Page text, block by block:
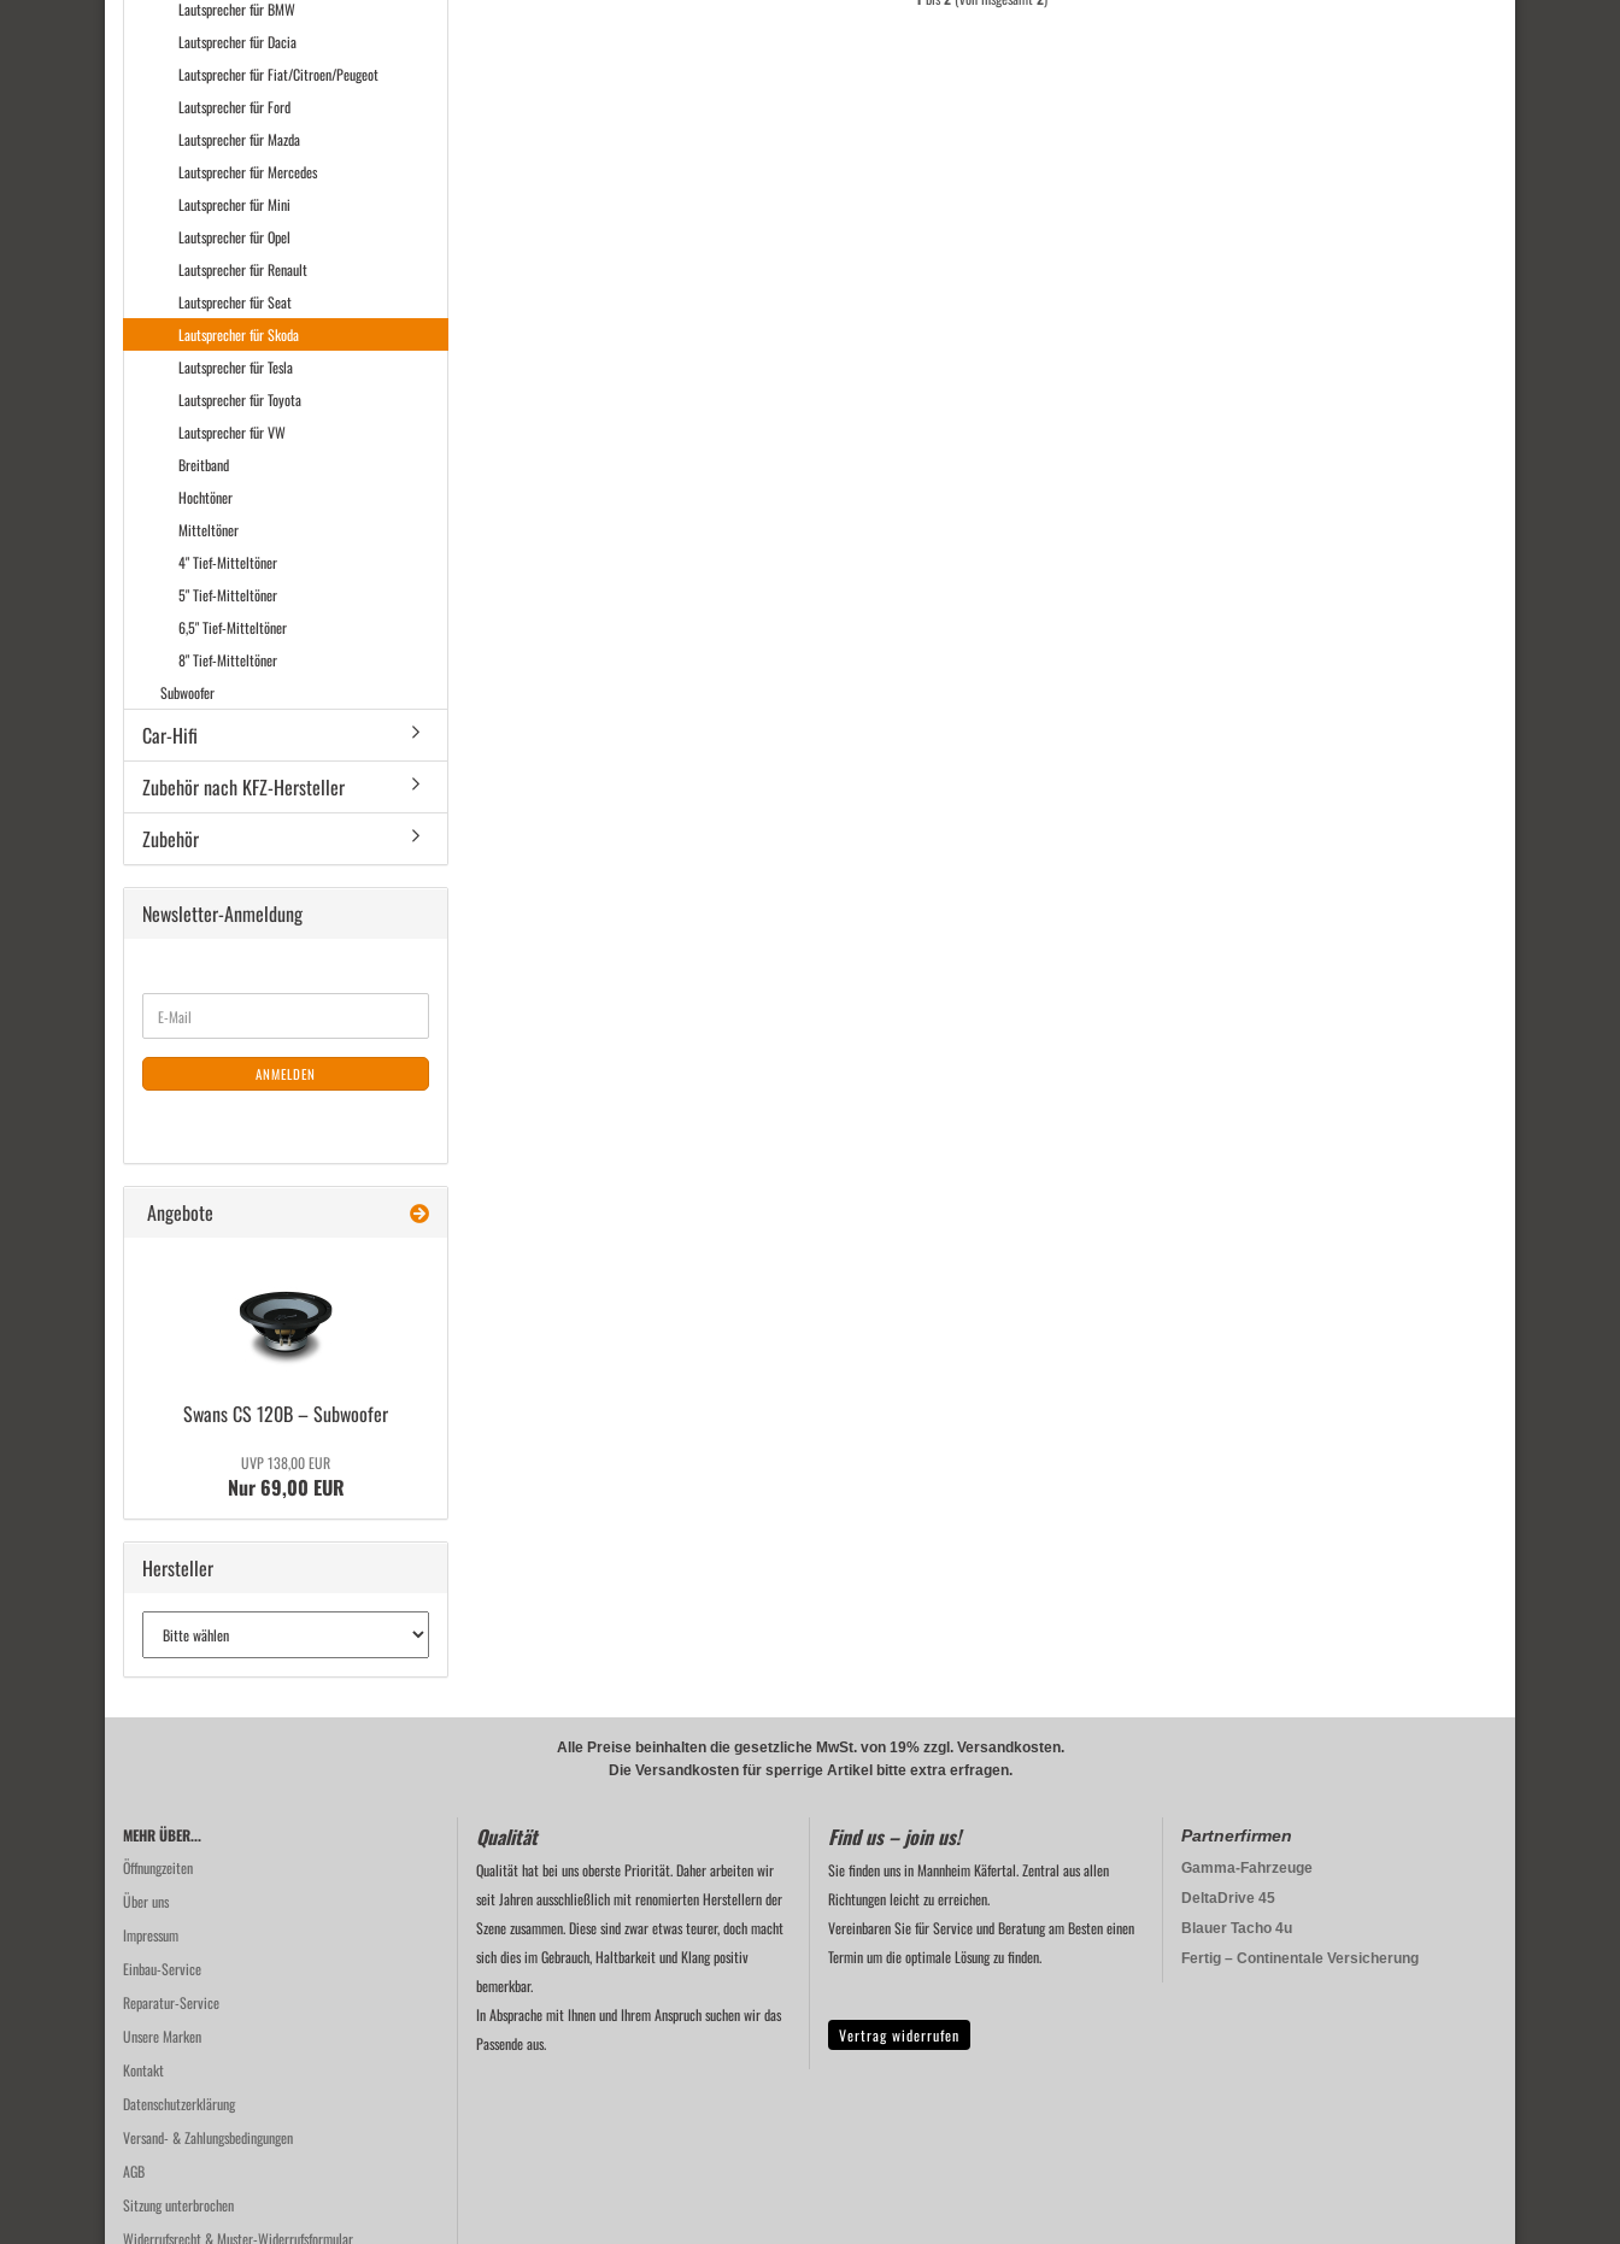
Lautsprecher für BMW
Lautsprecher für Dacia
Lautsprecher für Fiat/Citroen/Peugeot
Lautsprecher für Ford
Lautsprecher für Mazda
Lautsprecher für Mercedes
Lautsprecher für Mini
Lautsprecher für Opel
Lautsprecher für Renault
Lautsprecher für Seat
Lautsprecher für Skoda
Lautsprecher für Tesla
Lautsprecher für Toyota
Lautsprecher für VW
Breitband
Hochtöner
Mitteltöner
4" Tief-Mitteltöner
5" Tief-Mitteltöner
6,5" Tief-Mitteltöner
8" Tief-Mitteltöner
Subwoofer
Car-Hifi
Zubehör nach KFZ-Hersteller
Zubehör
Newsletter-Anmeldung
ZUR
NEWSLETTER-
ANMELDUNG
E-
Mail
ANMELDEN
Angebote
Swans CS 120B – Sub­woo­fer
UVP 138,00 EUR
Nur 69,00 EUR
Hersteller
Alle Preise beinhalten die gesetzliche MwSt. von 19% zzgl. Versandkosten.
Die Versandkosten für sperrige Artikel bitte extra erfragen.
MEHR ÜBER...
Öffnungzeiten
Über uns
Impressum
Einbau-Service
Reparatur-Service
Unsere Marken
Kontakt
Datenschutzerklärung
Versand- & Zahlungsbedingungen
AGB
Sitzung unterbrochen
Widerrufsrecht & Muster-Widerrufsformular
Qualität
Qualität hat bei uns oberste Priorität. Daher arbeiten wir
seit Jahren ausschließlich mit renomierten Herstellern der
Szene zusammen. Diese sind zwar etwas teurer, doch macht
sich dies im Gebrauch, Haltbarkeit und Klang positiv
bemerkbar.
In Absprache mit Ihnen und Ihrem Anspruch suchen wir das
Passende aus.
Find us – join us!
Sie finden uns in Mannheim Käfertal. Zentral aus allen
Richtungen leicht zu erreichen.
Vereinbaren Sie für Service und Beratung am Besten einen
Termin um die optimale Lösung zu finden.
Partnerfirmen
Gamma-Fahrzeuge
DeltaDrive 45
Blauer Tacho 4u
Fertig – Continentale Versicherung
Vertrag widerrufen